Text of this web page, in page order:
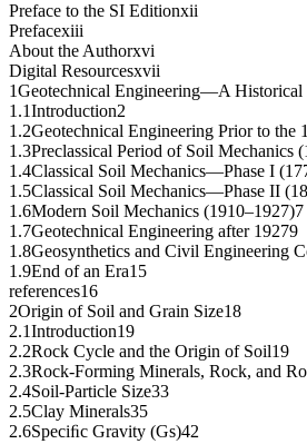
Preface to the SI Editionxii
Prefacexiii
About the Authorxvi
Digital Resourcesxvii
1Geotechnical Engineering—A Historical
1.1Introduction2
1.2Geotechnical Engineering Prior to the
1.3Preclassical Period of Soil Mechanics
1.4Classical Soil Mechanics—Phase I
1.5Classical Soil Mechanics—Phase II
1.6Modern Soil Mechanics (1910–1927)7
1.7Geotechnical Engineering after 19279
1.8Geosynthetics and Civil Engineering
1.9End of an Era15
references16
2Origin of Soil and Grain Size18
2.1Introduction19
2.2Rock Cycle and the Origin of Soil19
2.3Rock-Forming Minerals, Rock, and
2.4Soil-Particle Size33
2.5Clay Minerals35
2.6Speciﬁc Gravity (Gs)42